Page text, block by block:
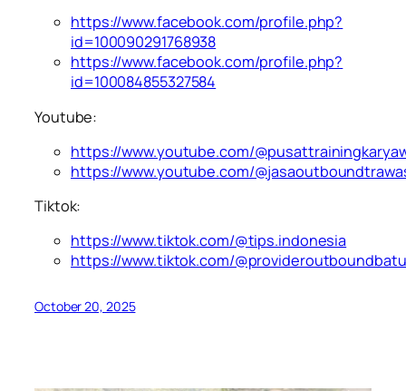
https://www.facebook.com/profile.php?
id=100090291768938
https://www.facebook.com/profile.php?
id=100084855327584
Youtube:
https://www.youtube.com/
https://www.youtube.com/
Tiktok:
https://www.tiktok.com/@tips.indonesia
https://www.tiktok.com/@provideroutboundbatu
October 20, 2025